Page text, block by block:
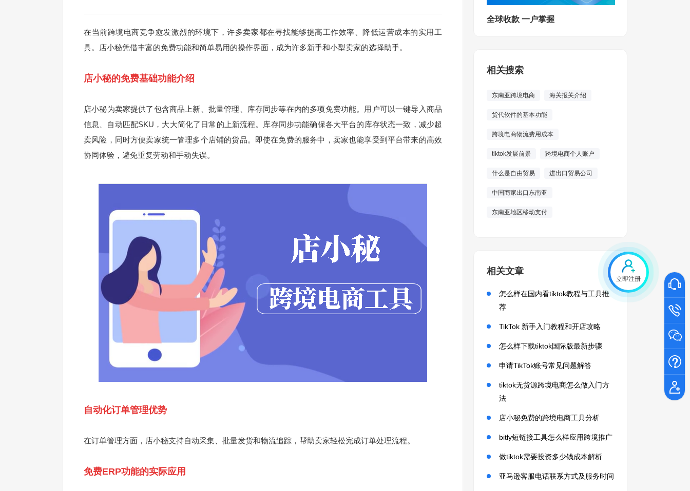
立即注册
在当前跨境电商竞争愈发激烈的环境下，许多卖家都在寻找能够提高工作效率、降低运营成本的实用工
具。店小秘凭借丰富的免费功能和简单易用的操作界面，成为许多新手和小型卖家的选择助手。
店小秘的免费基础功能介绍
店小秘为卖家提供了包含商品上新、批量管理、库存同步等在内的多项免费功能。用户可以一键导入商品
信息、自动匹配SKU，大大简化了日常的上新流程。库存同步功能确保各大平台的库存状态一致，减少超
卖风险，同时方便卖家统一管理多个店铺的货品。即使在免费的服务中，卖家也能享受到平台带来的高效
协同体验，避免重复劳动和手动失误。
自动化订单管理优势
在订单管理方面，店小秘支持自动采集、批量发货和物流追踪，帮助卖家轻松完成订单处理流程。
免费ERP功能的实际应用
全球收款 一户掌握
相关搜索
东南亚跨境电商 海关报关介绍
货代软件的基本功能
跨境电商物流费用成本
tiktok发展前景 跨境电商个人账户
什么是自由贸易 进出口贸易公司
中国商家出口东南亚
东南亚地区移动支付
相关文章
怎么样在国内看tiktok教程与工具推
荐
TikTok 新手入门教程和开店攻略
怎么样下载tiktok国际版最新步骤
申请TikTok账号常见问题解答
tiktok无货源跨境电商怎么做入门方
法
店小秘免费的跨境电商工具分析
bitly短链接工具怎么样应用跨境推广
做tiktok需要投资多少钱成本解析
亚马逊客服电话联系方式及服务时间